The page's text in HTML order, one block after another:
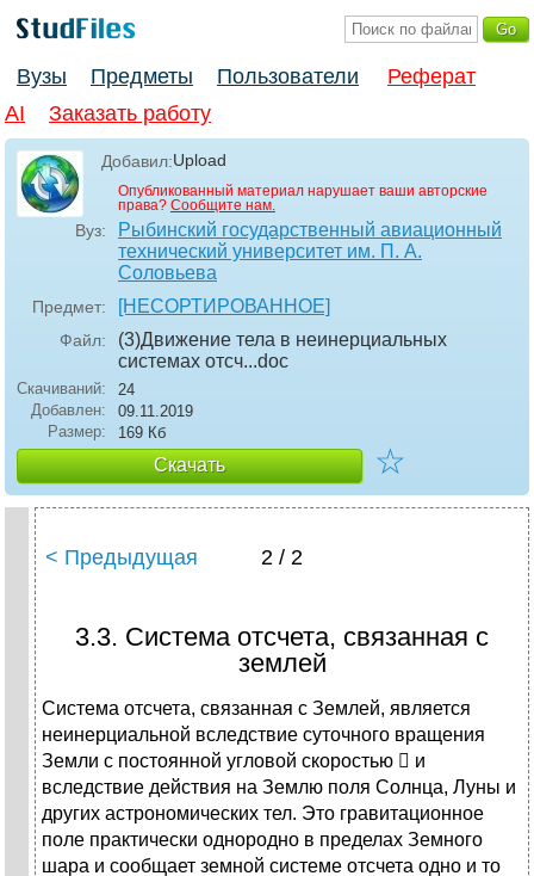
Вузы Предметы Пользователи
Реферат
AI
Заказать работу
Добавил:Upload
Опубликованный материал нарушает ваши авторские
права? Сообщите нам.
Вуз:
Рыбинский государственный авиационный
технический университет им. П. А.
Соловьева
Предмет: [НЕСОРТИРОВАННОЕ]
Файл:
(3)Движение тела в неинерциальных
системах отсч...doc
Скачиваний:
24
Добавлен:
09.11.2019
Размер:
169 Кб
Скачать ☆
< Предыдущая 2 / 2
3.3. Система отсчета, связанная с
землей
Система отсчета, связанная с Землей, является
неинерциальной вследствие суточного вращения
Земли с постоянной угловой скоростью  и
вследствие действия на Землю поля Солнца, Луны и
других астрономических тел. Это гравитационное
поле практически однородно в пределах Земного
шара и сообщает земной системе отсчета одно и то